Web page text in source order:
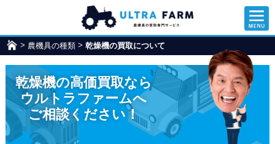
ウ
ル
ラ
フ
ァ
ー
ム
> 農機具の種類> 乾燥機の買取について
乾燥機の高価買取なら
ウルトラファームへ
ご相談ください！